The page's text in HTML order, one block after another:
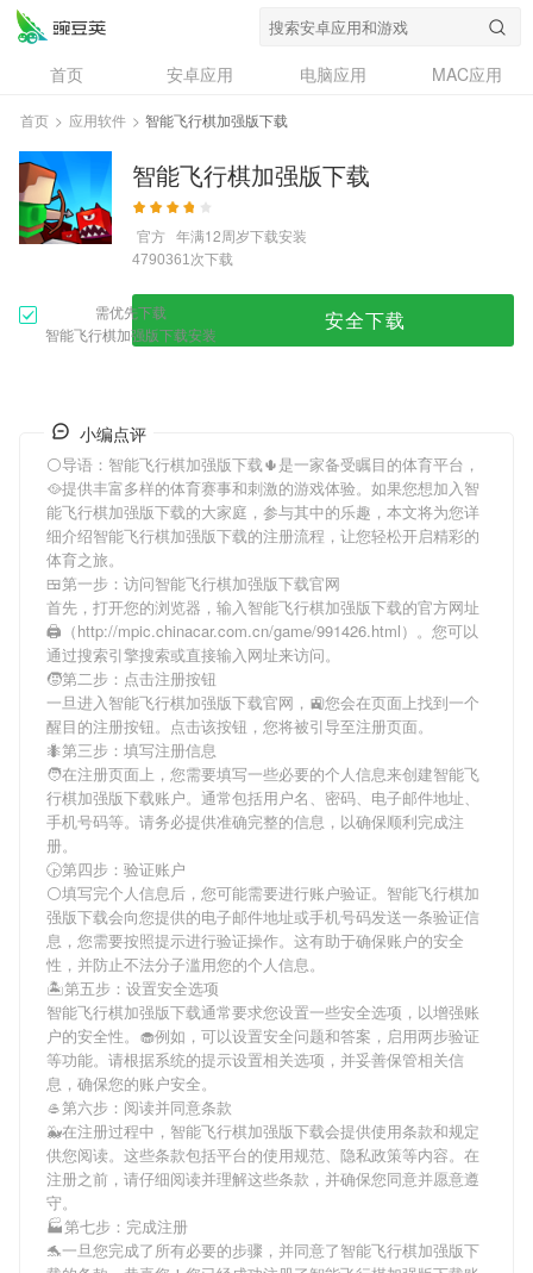
首页 安卓应用 电脑应用
MAC应用
资讯
专题
首页 > 应用软件 > 智能飞行棋加强版下载
智能飞行棋加强版下载
官方 年满12周岁下载安装
4790361次下载
需优先下载
智能飞行棋加强版下载安装
安全下载
小编点评
⚪导语： 智能飞行棋加强版下载🌵是一家备受瞩目的体育平台，
🥘提供丰富多样的体育赛事和刺激的游戏体验。如果您想加入智
能飞行棋加强版下载的大家庭，参与其中的乐趣，本文将为您详
细介绍智能飞行棋加强版下载的注册流程，让您轻松开启精彩的
体育之旅。
🍱第一步：访问智能飞行棋加强版下载官网
首先，打开您的浏览器，输入智能飞行棋加强版下载的官方网址
🖨（http://mpic.chinacar.com.cn/game/991426.html）。您可以
通过搜索引擎搜索或直接输入网址来访问。
🧒第二步：点击注册按钮
一旦进入智能飞行棋加强版下载官网，🚉您会在页面上找到一个
醒目的注册按钮。点击该按钮，您将被引导至注册页面。
🐜第三步：填写注册信息
🧑在注册页面上，您需要填写一些必要的个人信息来创建智能飞
行棋加强版下载账户。通常包括用户名、密码、电子邮件地址、
手机号码等。请务必提供准确完整的信息，以确保顺利完成注
册。
🕞第四步：验证账户
⚪填写完个人信息后，您可能需要进行账户验证。 智能飞行棋加
强版下载会向您提供的电子邮件地址或手机号码发送一条验证信
息，您需要按照提示进行验证操作。这有助于确保账户的安全
性，并防止不法分子滥用您的个人信息。
🏝第五步：设置安全选项
智能飞行棋加强版下载通常要求您设置一些安全选项，以增强账
户的安全性。🧁例如，可以设置安全问题和答案，启用两步验证
等功能。请根据系统的提示设置相关选项，并妥善保管相关信
息，确保您的账户安全。
🥌第六步：阅读并同意条款
🐳在注册过程中， 智能飞行棋加强版下载会提供使用条款和规定
供您阅读。这些条款包括平台的使用规范、隐私政策等内容。在
注册之前，请仔细阅读并理解这些条款，并确保您同意并愿意遵
守。
🏭第七步：完成注册
🐬一旦您完成了所有必要的步骤，并同意了智能飞行棋加强版下